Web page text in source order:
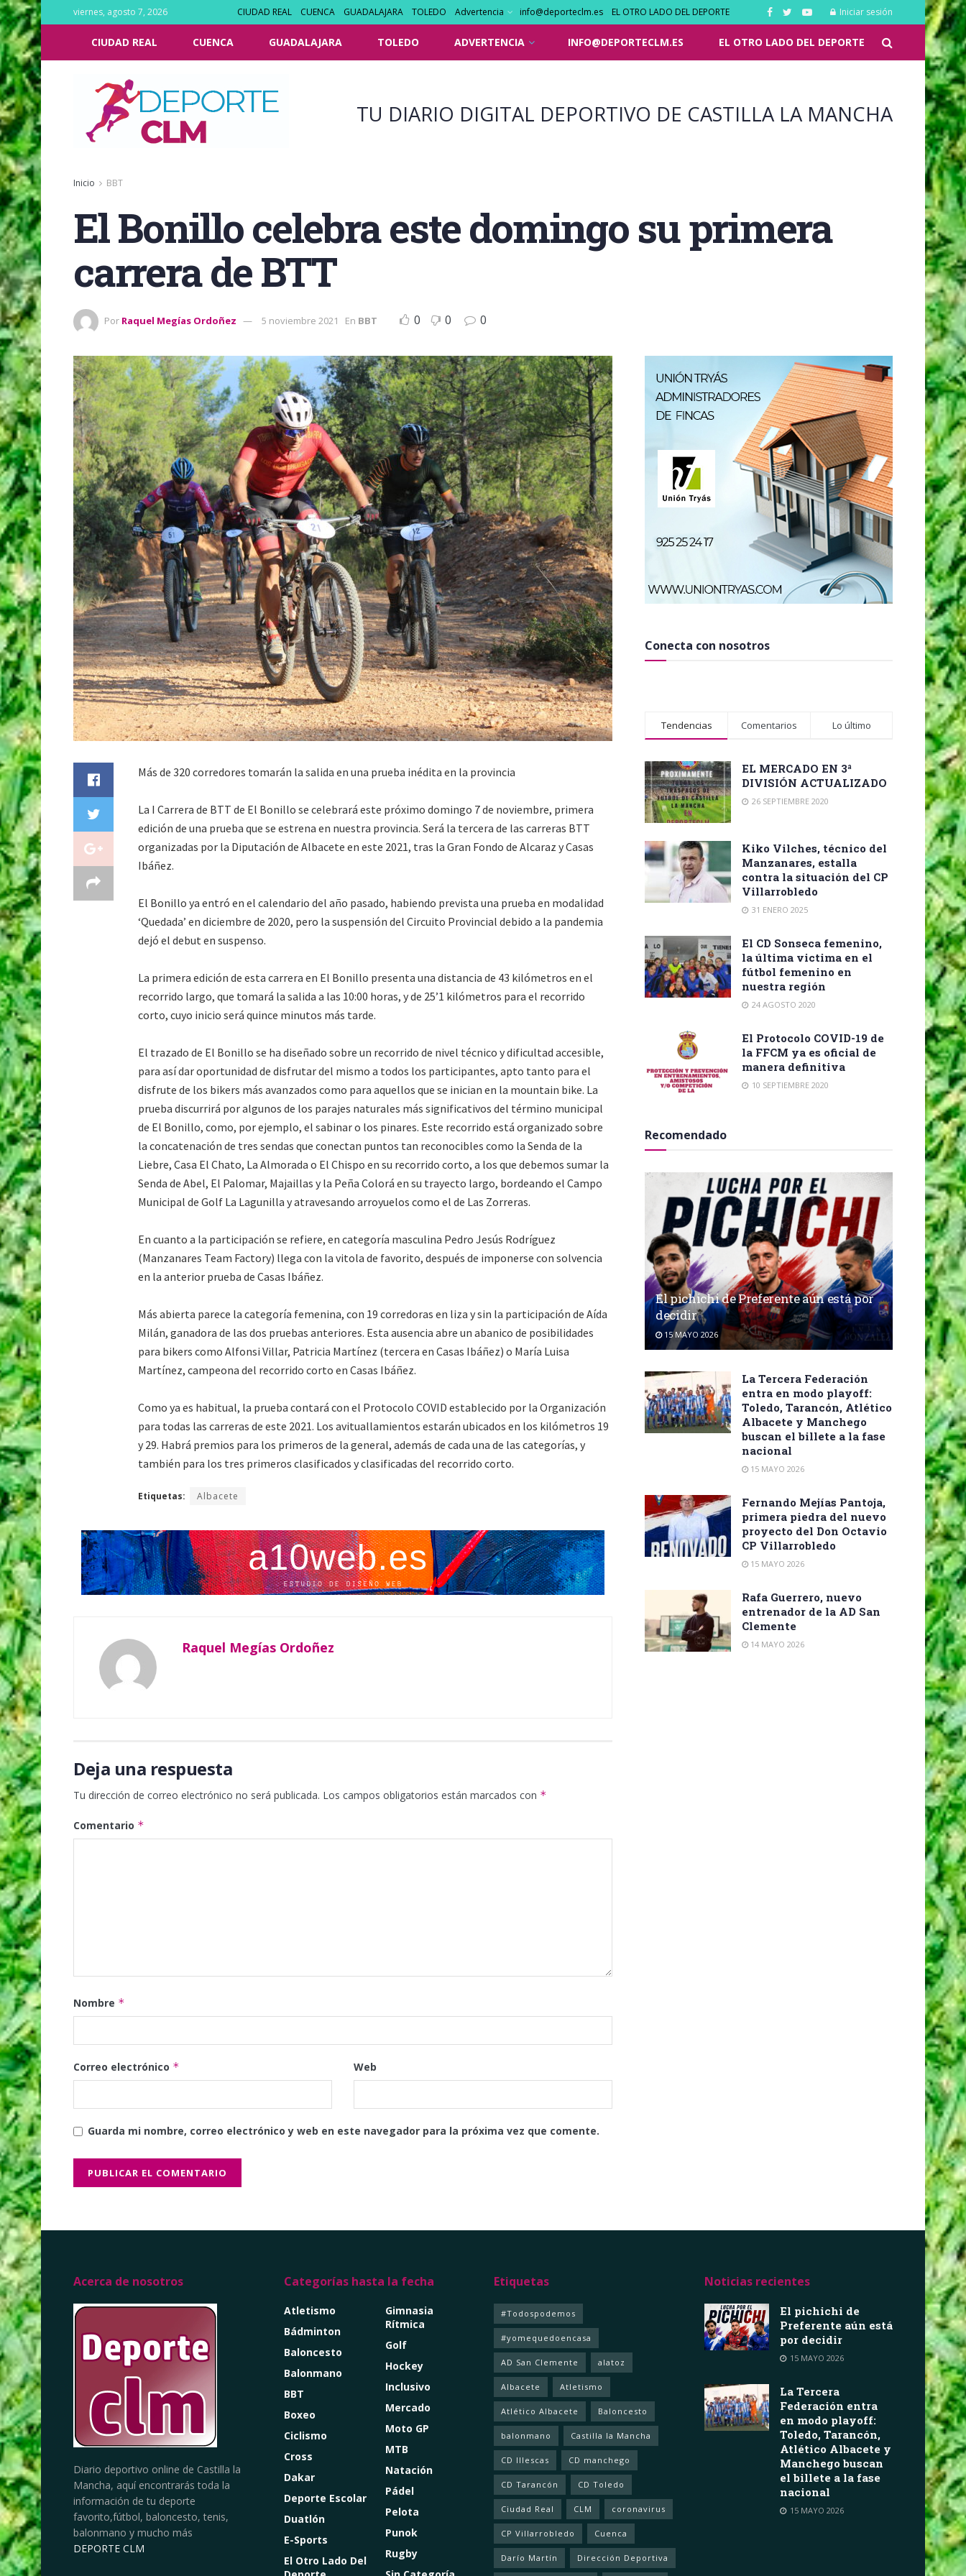
viernes, agosto 7, 2026 CIUDAD REAL CUENCA GUADALAJARA TOLEDO Advertencia info@deporteclm.es EL OTRO LADO DEL DEPORTE Iniciar sesión
CIUDAD REAL CUENCA GUADALAJARA TOLEDO ADVERTENCIA INFO@DEPORTECLM.ES EL OTRO LADO DEL DEPORTE
TU DIARIO DIGITAL DEPORTIVO DE CASTILLA LA MANCHA
Inicio BBT
El Bonillo celebra este domingo su primera
carrera de BTT
Por Raquel Megías Ordoñez 5 noviembre 2021 En BBT 0 0 0
Más de 320 corredores tomarán la salida en una prueba inédita en la provincia
La I Carrera de BTT de El Bonillo se celebrará este próximo domingo 7 de noviembre, primera
edición de una prueba que se estrena en nuestra provincia. Será la tercera de las carreras BTT
organizadas por la Diputación de Albacete en este 2021, tras la Gran Fondo de Alcaraz y Casas
Ibáñez.
El Bonillo ya entró en el calendario del año pasado, habiendo prevista una prueba en modalidad
‘Quedada’ en diciembre de 2020, pero la suspensión del Circuito Provincial debido a la pandemia
dejó el debut en suspenso.
La primera edición de esta carrera en El Bonillo presenta una distancia de 43 kilómetros en el
recorrido largo, que tomará la salida a las 10:00 horas, y de 25’1 kilómetros para el recorrido
corto, cuyo inicio será quince minutos más tarde.
El trazado de El Bonillo se ha diseñado sobre un recorrido de nivel técnico y dificultad accesible,
para así dar oportunidad de disfrutar del mismo a todos los participantes, apto tanto para el
disfrute de los bikers más avanzados como para aquellos que se inician en la mountain bike. La
prueba discurrirá por algunos de los parajes naturales más significativos del término municipal
de El Bonillo, como, por ejemplo, el sabinar o los pinares. Este recorrido está organizado sobre
la concatenación de tres sendas que conectan puntos tan reconocibles como la Senda de la
Liebre, Casa El Chato, La Almorada o El Chispo en su recorrido corto, a los que debemos sumar la
Senda de Abel, El Palomar, Majaillas y la Peña Colorá en su trayecto largo, bordeando el Campo
Municipal de Golf La Lagunilla y atravesando arroyuelos como el de Las Zorreras.
En cuanto a la participación se refiere, en categoría masculina Pedro Jesús Rodríguez
(Manzanares Team Factory) llega con la vitola de favorito, después de imponerse con solvencia
en la anterior prueba de Casas Ibáñez.
Más abierta parece la categoría femenina, con 19 corredoras en liza y sin la participación de Aída
Milán, ganadora de las dos pruebas anteriores. Esta ausencia abre un abanico de posibilidades
para bikers como Alfonsi Villar, Patricia Martínez (tercera en Casas Ibáñez) o María Luisa
Martínez, campeona del recorrido corto en Casas Ibáñez.
Como ya es habitual, la prueba contará con el Protocolo COVID establecido por la Organización
para todas las carreras de este 2021. Los avituallamientos estarán ubicados en los kilómetros 19
y 29. Habrá premios para los primeros de la general, además de cada una de las categorías, y
también para los tres primeros clasificados y clasificadas del recorrido corto.
Etiquetas: Albacete
Raquel Megías Ordoñez
Deja una respuesta
Tu dirección de correo electrónico no será publicada. Los campos obligatorios están marcados con *
Comentario *
Nombre *
Correo electrónico * Web
Guarda mi nombre, correo electrónico y web en este navegador para la próxima vez que comente.
Conecta con nosotros
Tendencias Comentarios Lo último
EL MERCADO EN 3ª
DIVISIÓN ACTUALIZADO
26 SEPTIEMBRE 2020
Kiko Vilches, técnico del
Manzanares, estalla
contra la situación del CP
Villarrobledo
31 ENERO 2025
El CD Sonseca femenino,
la última victima en el
fútbol femenino en
nuestra región
24 AGOSTO 2020
El Protocolo COVID-19 de
la FFCM ya es oficial de
manera definitiva
10 SEPTIEMBRE 2020
Recomendado
El pichichi de Preferente aún está por
decidir
15 MAYO 2026
La Tercera Federación
entra en modo playoff:
Toledo, Tarancón, Atlético
Albacete y Manchego
buscan el billete a la fase
nacional
15 MAYO 2026
Fernando Mejías Pantoja,
primera piedra del nuevo
proyecto del Don Octavio
CP Villarrobledo
15 MAYO 2026
Rafa Guerrero, nuevo
entrenador de la AD San
Clemente
14 MAYO 2026
Acerca de nosotros
Diario deportivo online de Castilla la
Mancha, aquí encontrarás toda la
información de tu deporte
favorito,fútbol, baloncesto, tenis,
balonmano y mucho más
DEPORTE CLM
Categorías hasta la fecha
Atletismo
Bádminton
Baloncesto
Balonmano
BBT
Boxeo
Ciclismo
Cross
Dakar
Deporte Escolar
Duatlón
E-Sports
El Otro Lado Del
Gimnasia
Rítmica
Golf
Hockey
Inclusivo
Mercado
Moto GP
MTB
Natación
Pádel
Pelota
Punok
Rugby
Etiquetas
#Todospodemos
#yomequedoencasa
AD San Clemente alatoz
Albacete Atletismo
Atlético Albacete Baloncesto
balonmano Castilla la Mancha
CD Illescas CD manchego
CD Tarancón CD Toledo
Ciudad Real CLM coronavirus
CP Villarrobledo Cuenca
Darío Martín Dirección Deportiva
Noticias recientes
El pichichi de
Preferente aún está
por decidir
15 MAYO 2026
La Tercera
Federación entra
en modo playoff:
Toledo, Tarancón,
Atlético Albacete y
Manchego buscan
el billete a la fase
nacional
15 MAYO 2026